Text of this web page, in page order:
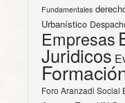
Fundamentales
Urbanístico
Empresas
Juridicos
Foro Aranzadi Social